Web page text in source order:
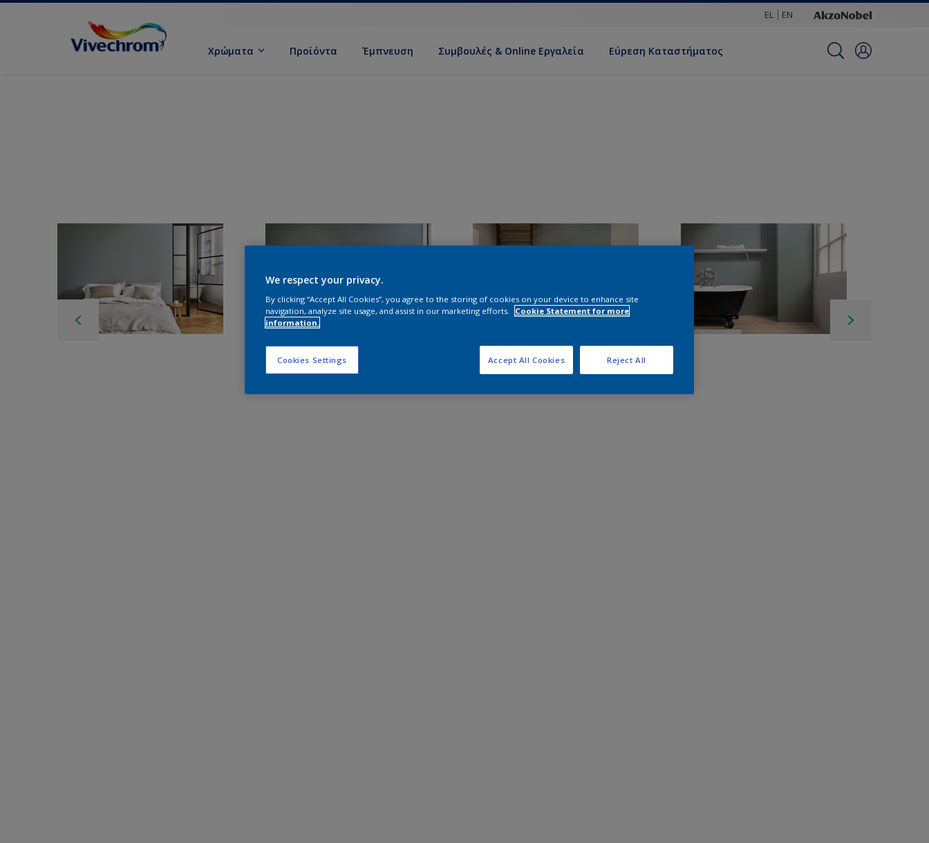
EL EN
Χρώματα Προϊόντα Έμπνευση Συμβουλές & Online Εργαλεία Εύρεση Καταστήματος
We respect your privacy.
By clicking “Accept All Cookies”, you agree to the storing of cookies on your device to enhance site
navigation, analyze site usage, and assist in our marketing efforts.
Cookie Statement for more
information.
Cookies Settings Reject All
Accept All Cookies